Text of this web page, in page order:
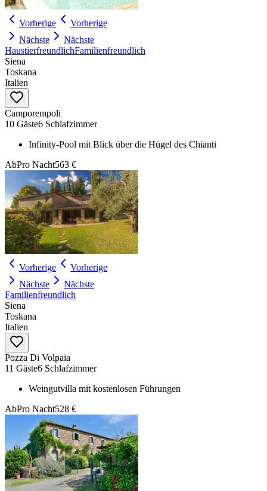
Vorherige
Vorherige
Nächste
Nächste
HaustierfreundlichFamilienfreundlich
Siena
Toskana
Italien
Camporempoli
10 Gäste6 Schlafzimmer
Infinity-Pool mit Blick über die Hügel des Chianti
AbPro Nacht563 €
Vorherige
Vorherige
Nächste
Nächste
Familienfreundlich
Siena
Toskana
Italien
Pozza Di Volpaia
11 Gäste6 Schlafzimmer
Weingutvilla mit kostenlosen Führungen
AbPro Nacht528 €